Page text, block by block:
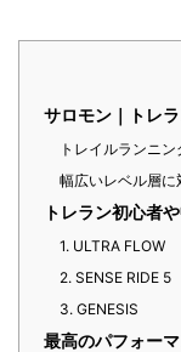
サロモン｜トレ
トレイルランニ
幅広いレベル層
トレラン初心者
1. ULTRA FLOW
2. SENSE RIDE 5
3. GENESIS
最高のパフォー